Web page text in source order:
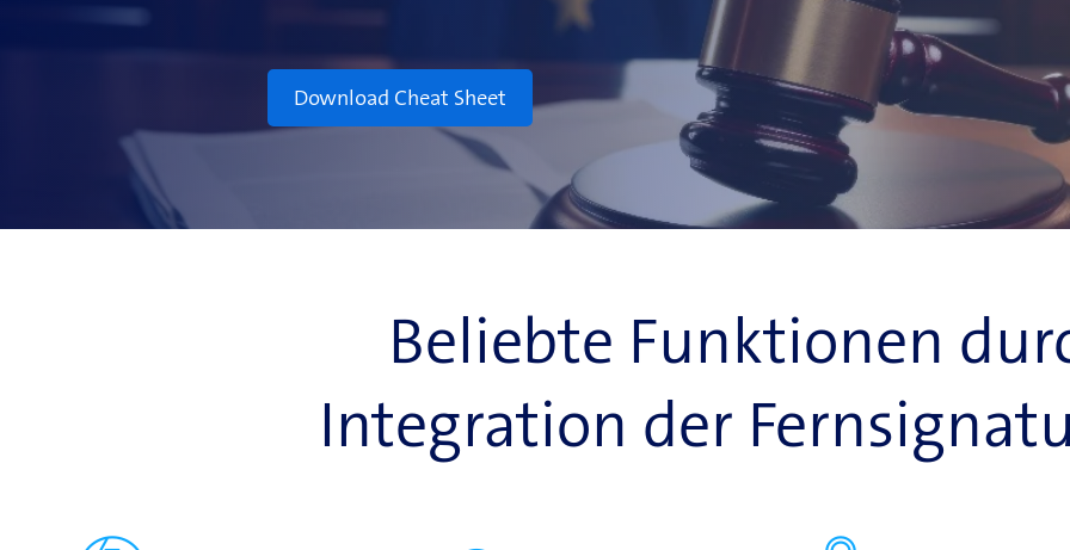
Download Cheat Sheet
Beliebte Funktionen
Integration der